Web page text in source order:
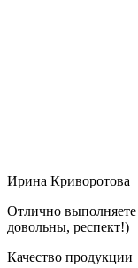
Ирина Криворотова
Отлично выполняете
довольны, респект!)
Качество продукции